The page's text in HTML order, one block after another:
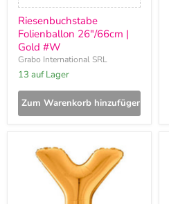
Riesenbuchstabe
Folienballon 26"/66cm |
Gold #W
Grabo International SRL
13 auf Lager
Zum Warenkorb hinzufügen
Riesenbuchstabe
Folienballon
26"/66cm